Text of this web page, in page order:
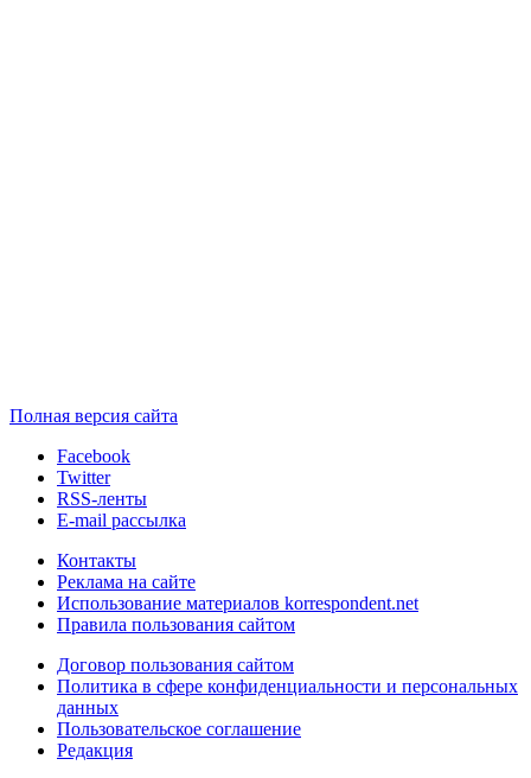
Полная версия сайта
Facebook
Twitter
RSS-ленты
E-mail рассылка
Контакты
Реклама на сайте
Использование материалов korrespondent.net
Правила пользования сайтом
Договор пользования сайтом
Политика в сфере конфиденциальности и персональных
данных
Пользовательское соглашение
Редакция